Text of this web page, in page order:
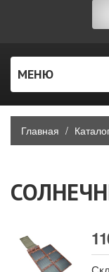
МЕНЮ
Главная